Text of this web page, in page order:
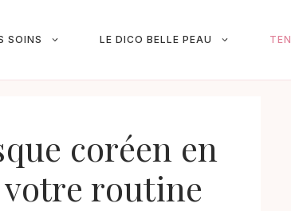
SOINS LE DICO BELLE PEAU
coréen en
routine